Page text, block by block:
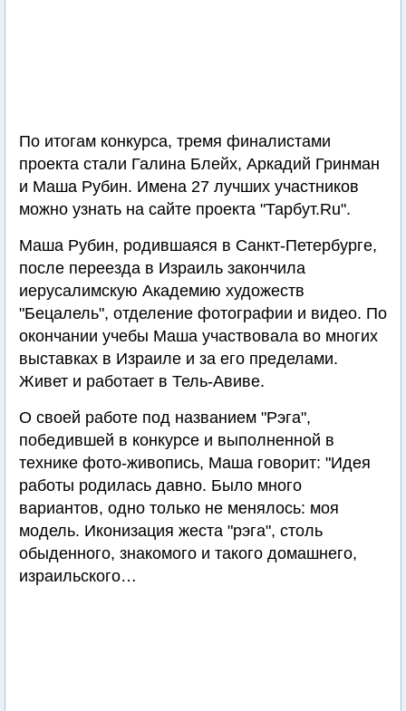
По итогам конкурса, тремя финалистами
проекта стали Галина Блейх, Аркадий Гринман
и Маша Рубин. Имена 27 лучших участников
можно узнать на сайте проекта "Тарбут.Ru".
Маша Рубин, родившаяся в Санкт-Петербурге,
после переезда в Израиль закончила
иерусалимскую Академию художеств
"Бецалель", отделение фотографии и видео. По
окончании учебы Маша участвовала во многих
выставках в Израиле и за его пределами.
Живет и работает в Тель-Авиве.
О своей работе под названием "Рэга",
победившей в конкурсе и выполненной в
технике фото-живопись, Маша говорит: "Идея
работы родилась давно. Было много
вариантов, одно только не менялось: моя
модель. Иконизация жеста "рэга", столь
обыденного, знакомого и такого домашнего,
израильского…